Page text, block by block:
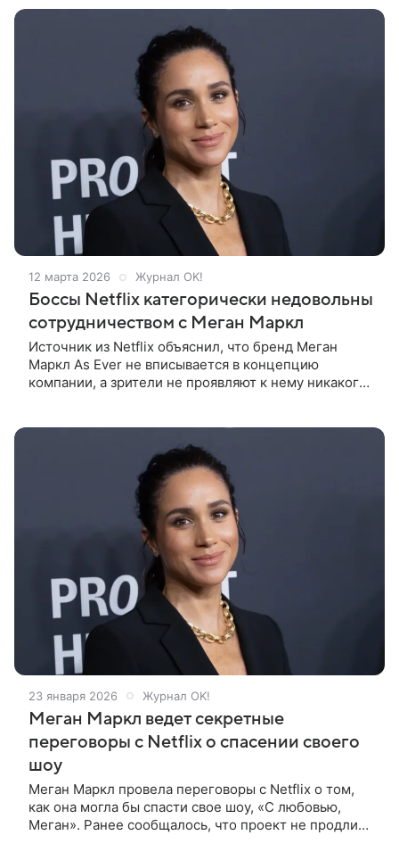
12 марта 2026 Журнал OK!
Боссы Netflix категорически недовольны
сотрудничеством с Меган Маркл
Источник из Netflix объяснил, что бренд Меган
Маркл As Ever не вписывается в концепцию
компании, а зрители не проявляют к нему никакого
23 января 2026 Журнал OK!
Меган Маркл ведет секретные
переговоры с Netflix о спасении своего
шоу
Меган Маркл провела переговоры с Netflix о том,
как она могла бы спасти свое шоу, «С любовью,
Меган». Ранее сообщалось, что проект не продлили